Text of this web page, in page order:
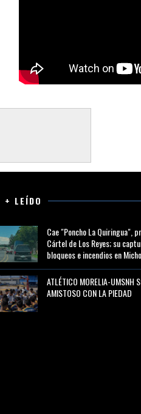
+ LEÍDO
Cae "Poncho La Quiringua",
Cártel de Los Reyes; su
bloqueos e incendios en
ATLÉTICO MORELIA-UMSNH
AMISTOSO CON LA PIEDAD